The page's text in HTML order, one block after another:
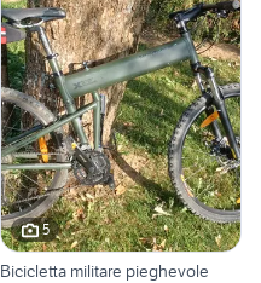
5
Bicicletta militare pieghevole